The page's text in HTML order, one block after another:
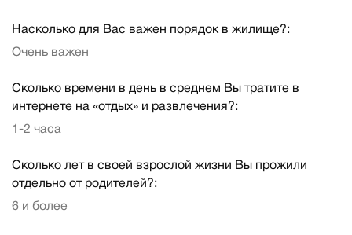
Насколько для Вас важен порядок в жилище?:
Очень важен
Сколько времени в день в среднем Вы тратите в
интернете на «отдых» и развлечения?:
1-2 часа
Сколько лет в своей взрослой жизни Вы прожили
отдельно от родителей?:
6 и более